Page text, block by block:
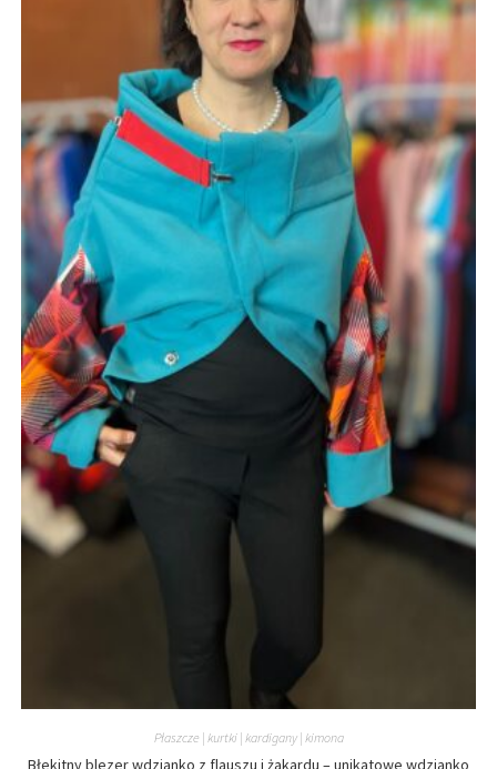
Płaszcze | kurtki | kardigany | kimona
Błekitny blezer wdzianko z flauszu i żakardu – unikatowe wdzianko